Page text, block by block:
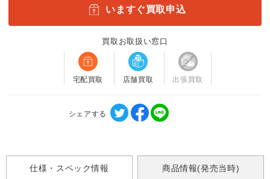
いますぐ買取申込
買取お取扱い窓口
宅配買取 店舗買取 出張買取
シェアする
仕様・スペック情報 商品情報(発売当時)